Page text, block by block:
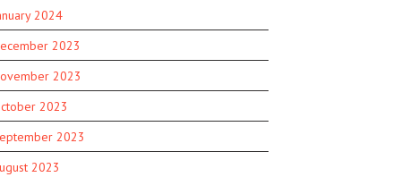
2024
2023
2023
2023
2023
2023